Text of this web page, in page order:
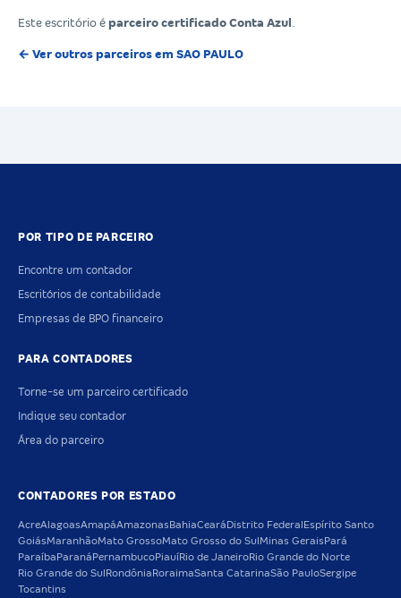
Este escritório é parceiro certificado Conta Azul
← Ver outros parceiros em SAO PAULO
POR TIPO DE PARCEIRO
Encontre um contador
Escritórios de contabilidade
Empresas de BPO financeiro
PARA CONTADORES
Torne-se um parceiro certificado
Indique seu contador
Área do parceiro
CONTADORES POR ESTADO
AcreAlagoasAmapáAmazonas BahiaCeará Distrito Federal Espírito Santo
GoiásMaranhãoMato GrossoMato Grosso do Sul Minas Gerais Pará
Paraíba Paraná PernambucoPiauíRio de JaneiroRio Grande do Norte
Rio Grande do Sul Rondônia RoraimaSanta CatarinaSão PauloSergipe
Tocantins